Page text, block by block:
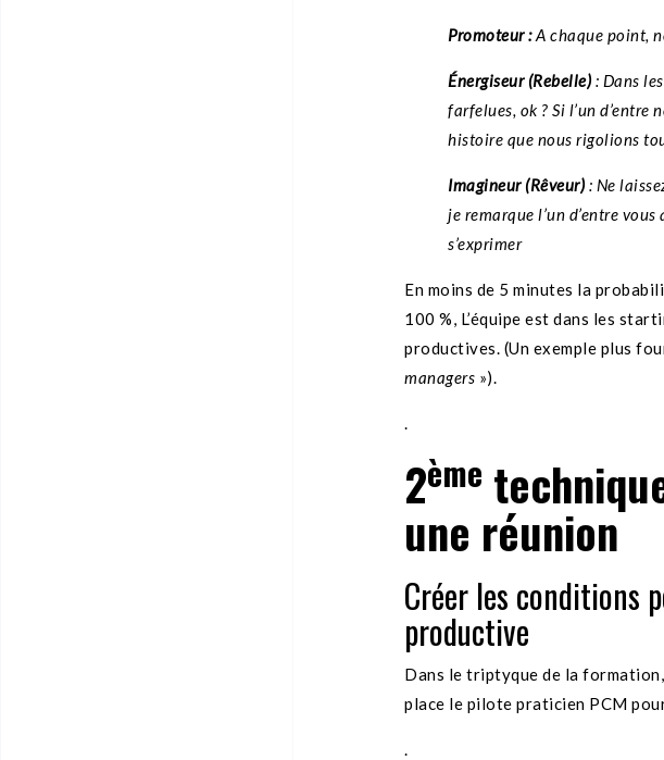
Promoteur :A chaque point,
Énergiseur (Rebelle) : Dans
farfelues, ok ? Si l’un
histoire que nous rigolions
Imagineur (Rêveur) : Ne
je remarque l’un d’entre
s’exprimer
En moins de 5 minutes la
100 %, L’équipe est dans les
productives. (Un exemple plus
managers »).
.
2ème
une réunion
Créer les conditions
productive
Dans le triptyque de la
place le pilote praticien PCM
.